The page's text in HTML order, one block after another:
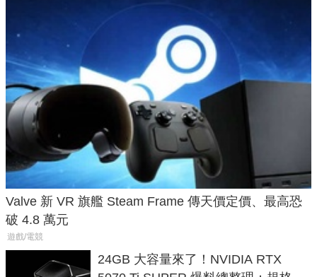
Valve 新 VR 旗艦 Steam Frame 傳天價定價、最高恐
破 4.8 萬元
遊戲/電競
24GB 大容量來了！NVIDIA RTX